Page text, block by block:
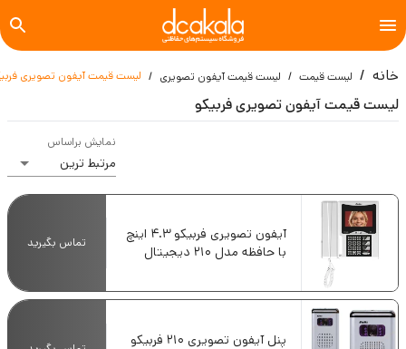
خانه لیست قیمت لیست قیمت آیفون تصویری لیست قیمت آیفون تصویری
لیست قیمت آیفون تصویری فربیکو
نمایش براساس
آیفون تصویری فربیکو 4.3 اینچ
با حافظه مدل 210 دیجیتال
تماس بگیرید
پنل آیفون تصویری 210 فربیکو